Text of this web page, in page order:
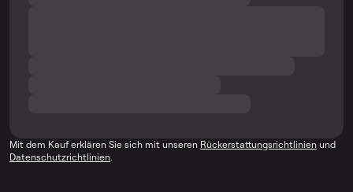
Mit dem Kauf erklären Sie sich mit unseren Rückerstattungsrichtlinien und
Datenschutzrichtlinien.